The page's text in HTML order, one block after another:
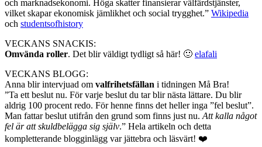
och marknadsekonomi. Höga skatter finansierar välfärdstjänster,
vilket skapar ekonomisk jämlikhet och social trygghet.” Wikipedia
och studentsofhistory
VECKANS SNACKIS:
Omvända roller. Det blir väldigt tydligt så här! 🙂 elafali
VECKANS BLOGG:
Anna blir intervjuad om valfrihetsfällan i tidningen Må Bra!
”Ta ett beslut nu. För varje beslut du tar blir nästa lättare. Du blir
aldrig 100 procent redo. För henne finns det heller inga ”fel beslut”.
Man fattar beslut utifrån den grund som finns just nu. Att kalla något
fel är att skuldbelägga sig själv.” Hela artikeln och detta
kompletterande blogginlägg var jättebra och läsvärt! ❤️